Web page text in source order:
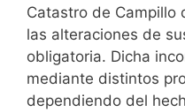
Catastro de Campillo
las alteraciones de
obligatoria. Dicha
mediante distintos
dependiendo del